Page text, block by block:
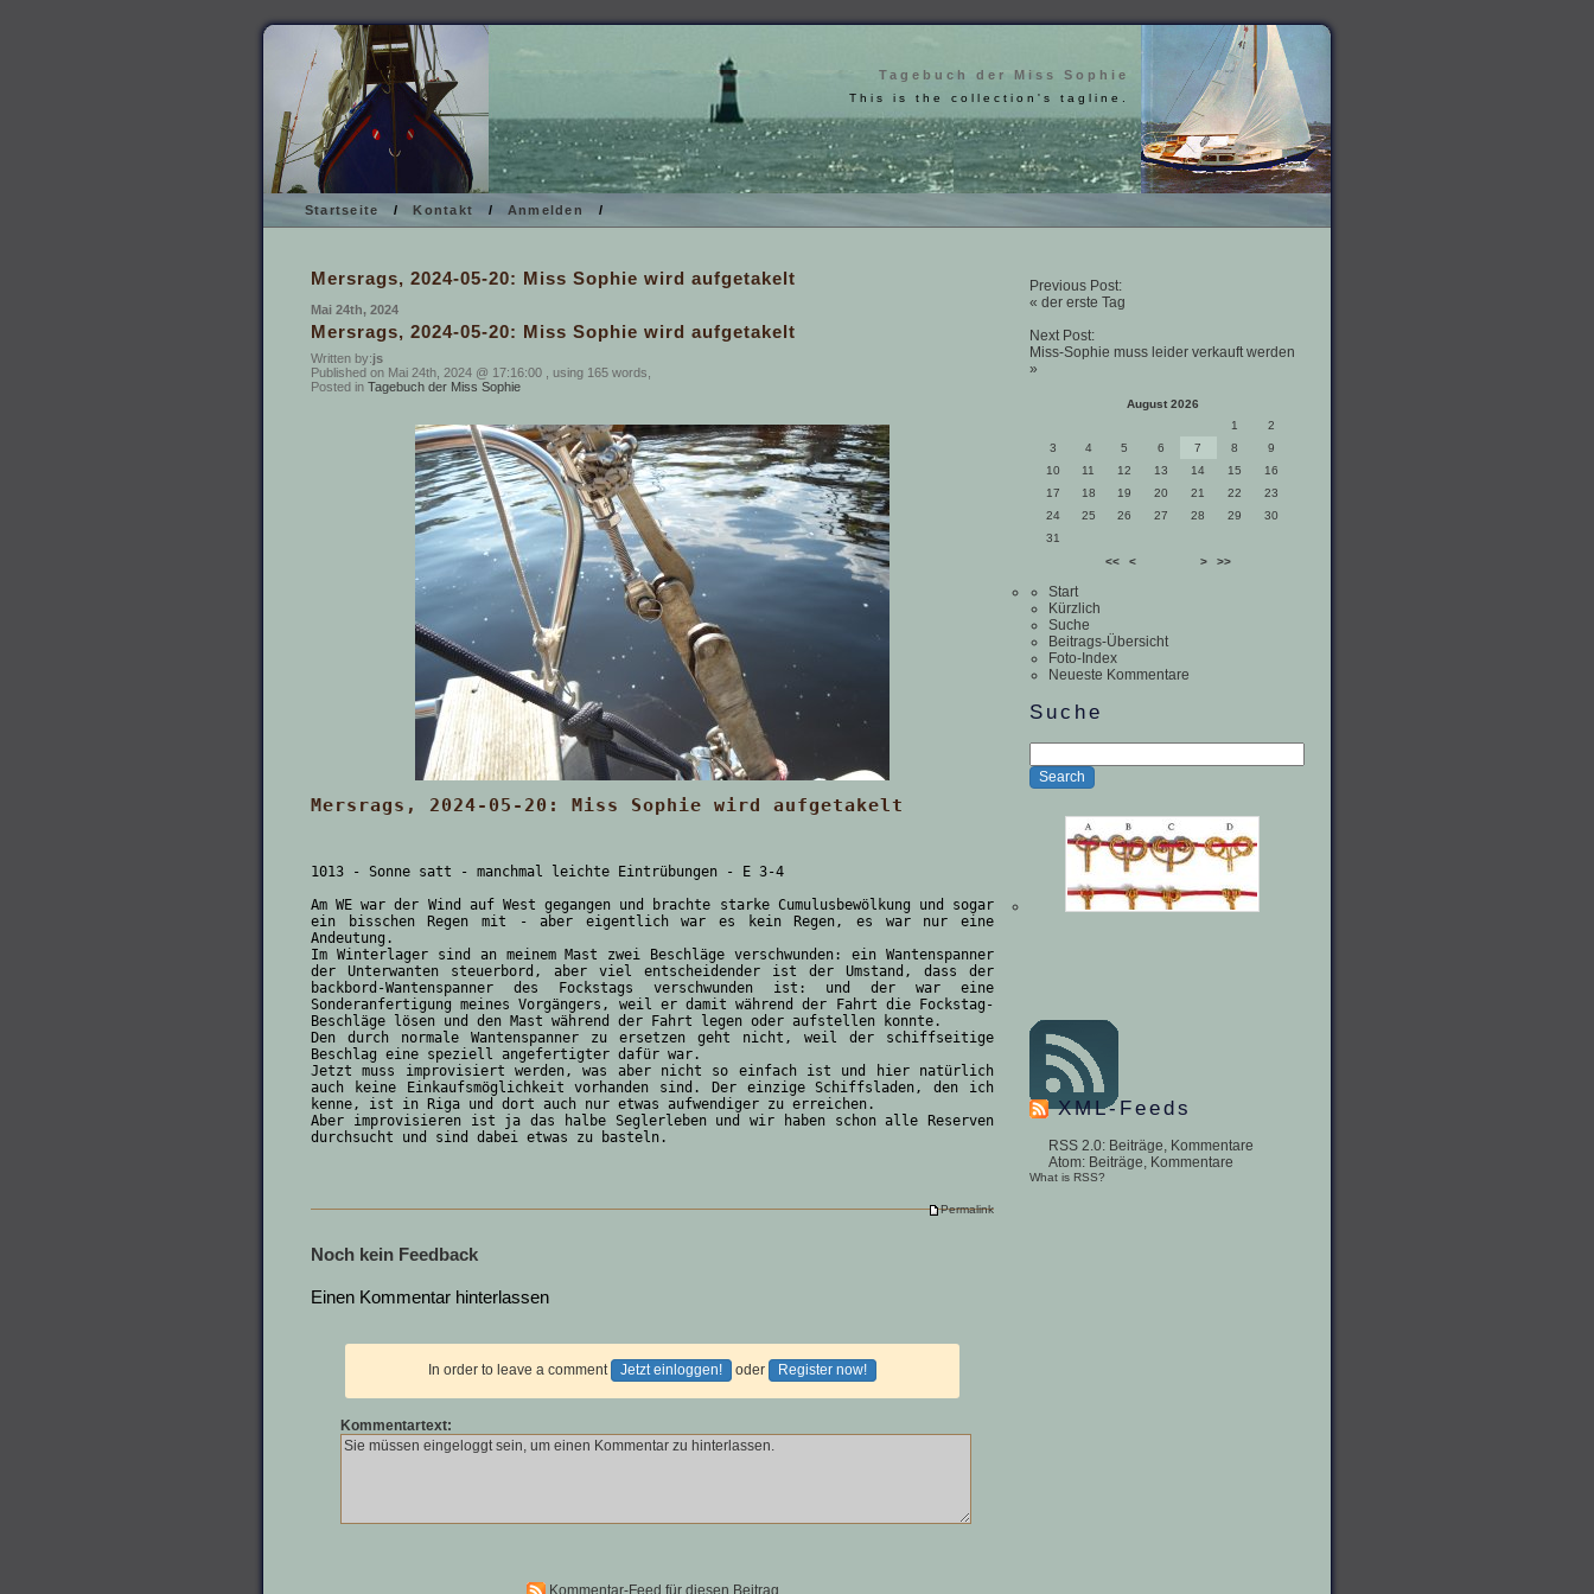
Tagebuch der Miss Sophie
This is the collection's tagline.
Startseite / Kontakt / Anmelden /
Mersrags, 2024-05-20: Miss Sophie wird aufgetakelt
Mai 24th, 2024
Mersrags, 2024-05-20: Miss Sophie wird aufgetakelt
Written by:js
Published on Mai 24th, 2024 @ 17:16:00 , using 165 words,
Posted in Tagebuch der Miss Sophie
Mersrags, 2024-05-20: Miss Sophie wird aufgetakelt
1013 - Sonne satt - manchmal leichte Eintrübungen - E 3-4
Am WE war der Wind auf West gegangen und brachte starke Cumulusbewölkung und sogar
ein bisschen Regen mit - aber eigentlich war es kein Regen, es war nur eine
Andeutung.
Im Winterlager sind an meinem Mast zwei Beschläge verschwunden: ein Wantenspanner
der Unterwanten steuerbord, aber viel entscheidender ist der Umstand, dass der
backbord-Wantenspanner des Fockstags verschwunden ist: und der war eine
Sonderanfertigung meines Vorgängers, weil er damit während der Fahrt die Fockstag-
Beschläge lösen und den Mast während der Fahrt legen oder aufstellen konnte.
Den durch normale Wantenspanner zu ersetzen geht nicht, weil der schiffseitige
Beschlag eine speziell angefertigter dafür war.
Jetzt muss improvisiert werden, was aber nicht so einfach ist und hier natürlich
auch keine Einkaufsmöglichkeit vorhanden sind. Der einzige Schiffsladen, den ich
kenne, ist in Riga und dort auch nur etwas aufwendiger zu erreichen.
Aber improvisieren ist ja das halbe Seglerleben und wir haben schon alle Reserven
durchsucht und sind dabei etwas zu basteln.
Permalink
Noch kein Feedback
Einen Kommentar hinterlassen
In order to leave a comment Jetzt einloggen! oder Register now!
Kommentartext:
Previous Post:
« der erste Tag
Next Post:
Miss-Sophie muss leider verkauft werden
»
August 2026
1
2
3
4 5 6 7 8
9
10
11 12 13 14 15
16
17
18 19 20 21 22
23
24
25 26 27 28 29
30
31
<<
< > >>
Start
Kürzlich
Suche
Beitrags-Übersicht
Foto-Index
Neueste Kommentare
Suche
XML-Feeds
RSS 2.0: Beiträge, Kommentare
Atom: Beiträge, Kommentare
What is RSS?